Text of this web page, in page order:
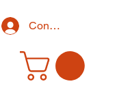
Conectează-te